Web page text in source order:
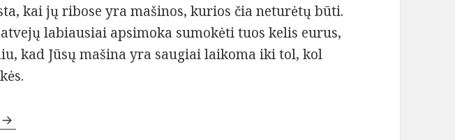
kai jų ribose yra mašinos, kurios čia neturėtų būti.
labiausiai apsimoka sumokėti tuos kelis eurus,
kad Jūsų mašina yra saugiai laikoma iki tol, kol
Parkavimas Palangos oro uoste – ar apsimoka palikti automobilį oro